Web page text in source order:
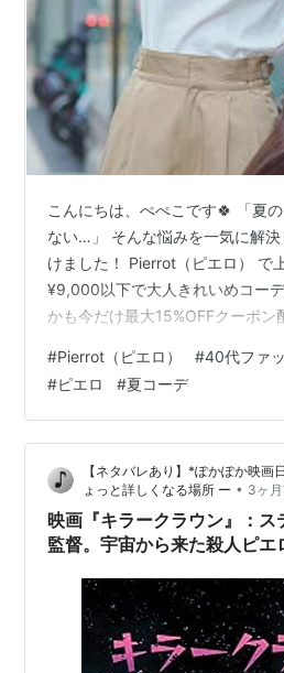
こんにちは、ぺぺこです🍀 「夏
ない…」 そんな悩みを一気に解
けました！ Pierrot（ピエロ） で
¥9,000以下で大人きれいめコー
かも今だけ最大15%OFFクーポン
ックTシャツ【UネックorVネッ
料690円） 🎫【MAX15%OFFクー
【MAX15％OFFクーポン】
ックTシャツ ☆ Tシャツ 半袖 綿
コットン 選べる Uネ…
#Pierrot（ピエロ） #40代ファ
#ピエロ #夏コーデ
【ネタバレあり】*ぽかぽか映画
ょっと詳しくなる場所 ー • 3ヶ
映画『キラークラウン』：ス
監督。宇宙から来た殺人ピエ